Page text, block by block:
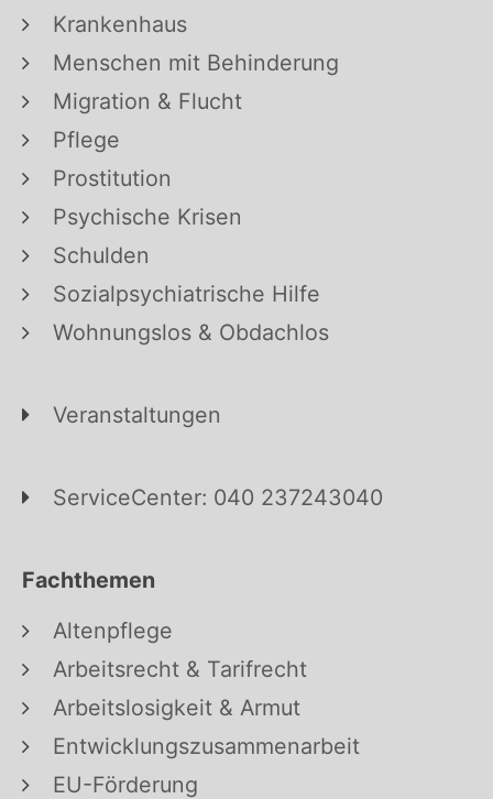
Krankenhaus
Menschen mit Behinderung
Migration & Flucht
Pflege
Prostitution
Psychische Krisen
Schulden
Sozialpsychiatrische Hilfe
Wohnungslos & Obdachlos
Veranstaltungen
ServiceCenter: 040 237243040
Fachthemen
Altenpflege
Arbeitsrecht & Tarifrecht
Arbeitslosigkeit & Armut
Entwicklungszusammenarbeit
EU-Förderung